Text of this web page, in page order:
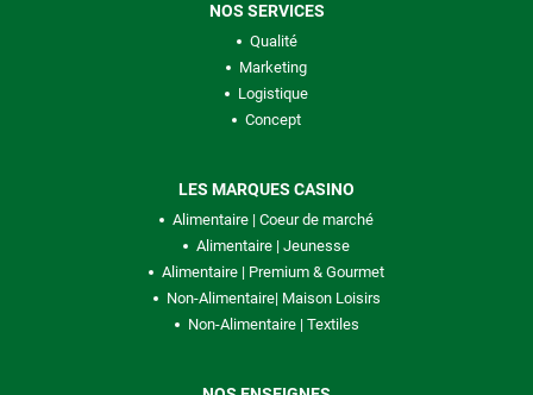
NOS SERVICES
Qualité
Marketing
Logistique
Concept
LES MARQUES CASINO
Alimentaire | Coeur de marché
Alimentaire | Jeunesse
Alimentaire | Premium & Gourmet
Non-Alimentaire| Maison Loisirs
Non-Alimentaire | Textiles